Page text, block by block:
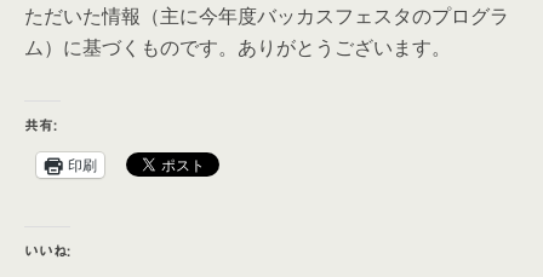
ただいた情報（主に今年度バッカスフェスタのプログラ
ム）に基づくものです。ありがとうございます。
共有:
印刷
いいね: